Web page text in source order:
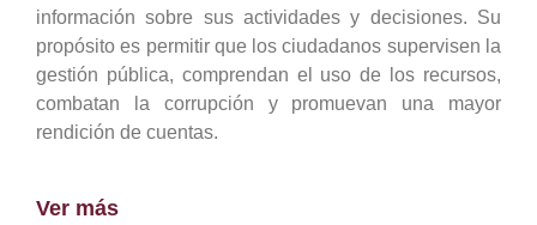
información sobre sus actividades y decisiones. Su
propósito es permitir que los ciudadanos supervisen la
gestión pública, comprendan el uso de los recursos,
combatan la corrupción y promuevan una mayor
rendición de cuentas.
Ver más